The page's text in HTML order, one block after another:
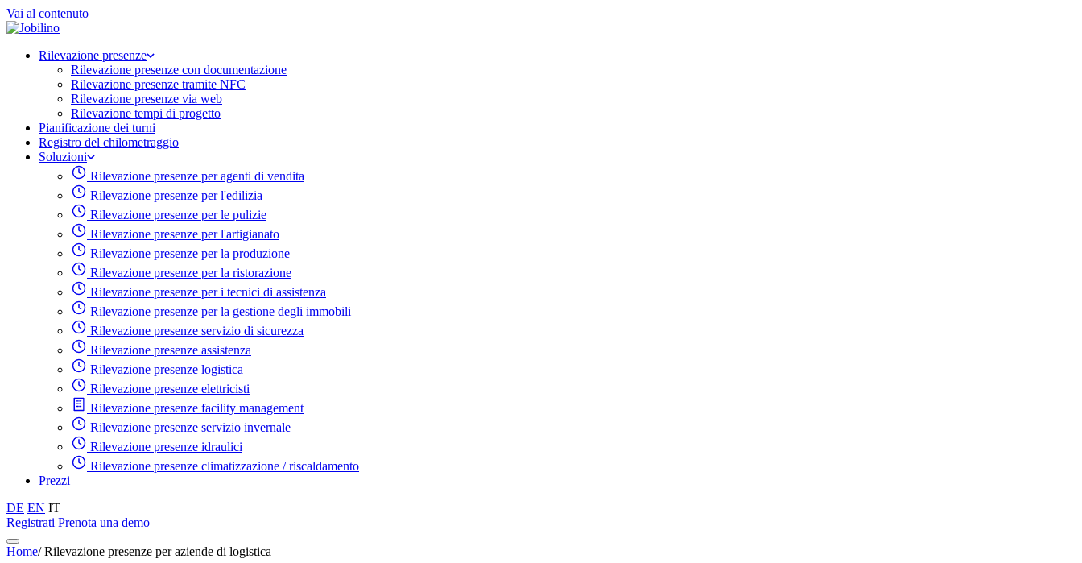
Vai al contenuto
Rilevazione presenze
Rilevazione presenze con documentazione
Rilevazione presenze tramite NFC
Rilevazione presenze via web
Rilevazione tempi di progetto
Pianificazione dei turni
Registro del chilometraggio
Soluzioni
Rilevazione presenze per agenti di vendita
Rilevazione presenze per l'edilizia
Rilevazione presenze per le pulizie
Rilevazione presenze per l'artigianato
Rilevazione presenze per la produzione
Rilevazione presenze per la ristorazione
Rilevazione presenze per i tecnici di assistenza
Rilevazione presenze per la gestione degli immobili
Rilevazione presenze servizio di sicurezza
Rilevazione presenze assistenza
Rilevazione presenze logistica
Rilevazione presenze elettricisti
Rilevazione presenze facility management
Rilevazione presenze servizio invernale
Rilevazione presenze idraulici
Rilevazione presenze climatizzazione / riscaldamento
Prezzi
DE EN IT
Registrati Prenota una demo
Home/ Rilevazione presenze per aziende di logistica